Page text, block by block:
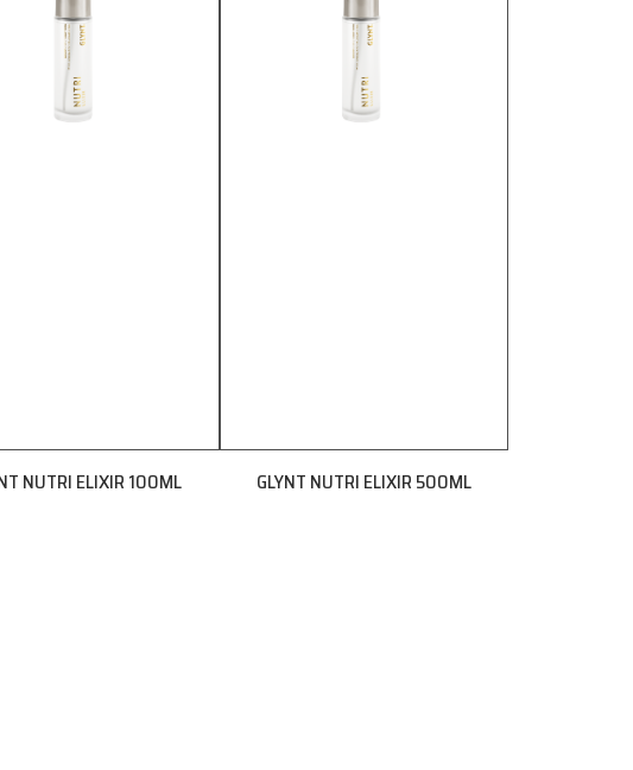
NUTRI ELIXIR 100ML GLYNT NUTRI ELIXIR 500ML